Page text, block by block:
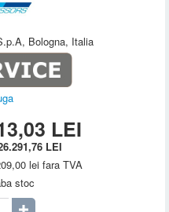
Bologna, Italia
LEI
LEI
lei fara TVA
stoc